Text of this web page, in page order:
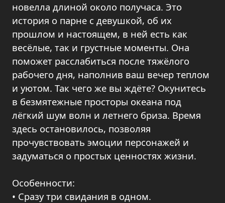
новелла длиной около получаса. Это
история о парне с девушкой, об их
прошлом и настоящем, в ней есть как
весёлые, так и грустные моменты. Она
поможет расслабиться после тяжёлого
рабочего дня, наполнив ваш вечер теплом
и уютом. Так чего же вы ждёте? Окунитесь
в безмятежные просторы океана под
лёгкий шум волн и летнего бриза. Время
здесь остановилось, позволяя
прочувствовать эмоции персонажей и
задуматься о простых ценностях жизни.
Особенности:
• Сразу три свидания в одном.